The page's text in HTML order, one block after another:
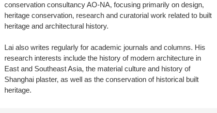
conservation consultancy AO-NA, focusing primarily on design,
heritage conservation, research and curatorial work related to built
heritage and architectural history.
Lai also writes regularly for academic journals and columns. His
research interests include the history of modern architecture in
East and Southeast Asia, the material culture and history of
Shanghai plaster, as well as the conservation of historical built
heritage.